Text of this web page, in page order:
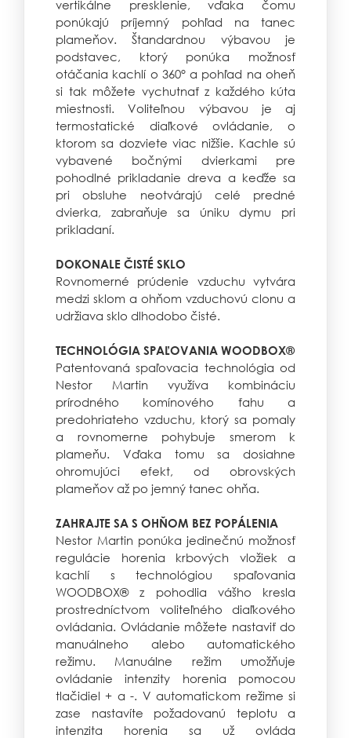
vertikálne presklenie, vďaka čomu
ponúkajú príjemný pohľad na tanec
plameňov. Štandardnou výbavou je
podstavec, ktorý ponúka možnosť
otáčania kachlí o 360° a pohľad na oheň
si tak môžete vychutnať z každého kúta
miestnosti. Voliteľnou výbavou je aj
termostatické diaľkové ovládanie, o
ktorom sa dozviete viac nižšie. Kachle sú
vybavené bočnými dvierkami pre
pohodlné prikladanie dreva a keďže sa
pri obsluhe neotvárajú celé predné
dvierka, zabraňuje sa úniku dymu pri
prikladaní.
DOKONALE ČISTÉ SKLO
Rovnomerné prúdenie vzduchu vytvára
medzi sklom a ohňom vzduchovú clonu a
udržiava sklo dlhodobo čisté.
TECHNOLÓGIA SPAĽOVANIA WOODBOX®
Patentovaná spaľovacia technológia od
Nestor Martin využíva kombináciu
prírodného komínového ťahu a
predohriateho vzduchu, ktorý sa pomaly
a rovnomerne pohybuje smerom k
plameňu. Vďaka tomu sa dosiahne
ohromujúci efekt, od obrovských
plameňov až po jemný tanec ohňa.
ZAHRAJTE SA S OHŇOM BEZ POPÁLENIA
Nestor Martin ponúka jedinečnú možnosť
regulácie horenia krbových vložiek a
kachlí s technológiou spaľovania
WOODBOX® z pohodlia vášho kresla
prostredníctvom voliteľného diaľkového
ovládania. Ovládanie môžete nastaviť do
manuálneho alebo automatického
režimu. Manuálne režim umožňuje
ovládanie intenzity horenia pomocou
tlačidiel + a -. V automatickom režime si
zase nastavíte požadovanú teplotu a
intenzita horenia sa už ovláda